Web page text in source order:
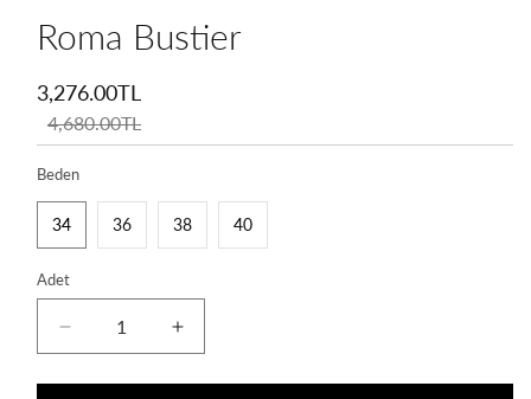
Roma Bustier
3,276.00TL
Normal
4,680.00TL
Beden
34 36 38 40
Adet
Roma
Bustier
için
Roma
Bustier
için